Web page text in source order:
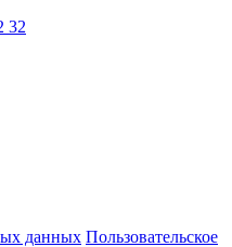
32
данных Пользовательское